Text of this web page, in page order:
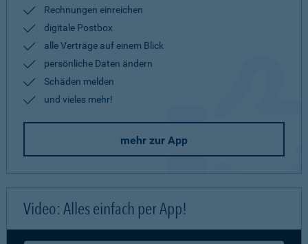
Rechnungen einreichen
digitale Postbox
alle Verträge auf einem Blick
persönliche Daten ändern
Schäden melden
und vieles mehr!
mehr zur App
Video: Alles einfach per App!